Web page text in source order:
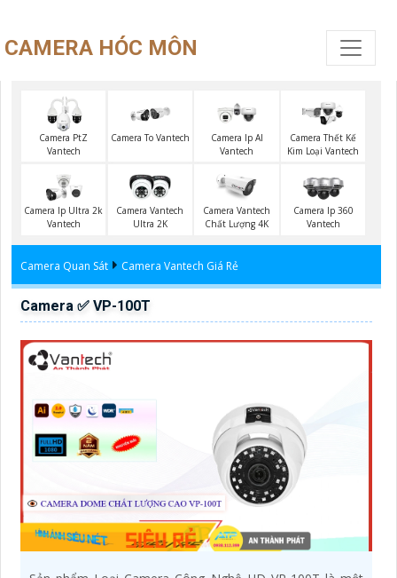
CAMERA HÓC MÔN
Camera PtZ
Vantech
Camera To Vantech
Camera Ip AI
Vantech
Camera Thết Kế
Kim Loại Vantech
Camera Ip Ultra 2k
Vantech
Camera Vantech
Ultra 2K
Camera Vantech
Chất Lượng 4K
Camera Ip 360
Vantech
Camera Quan Sát Camera Vantech Giá Rẻ
Camera ✅ VP-100T